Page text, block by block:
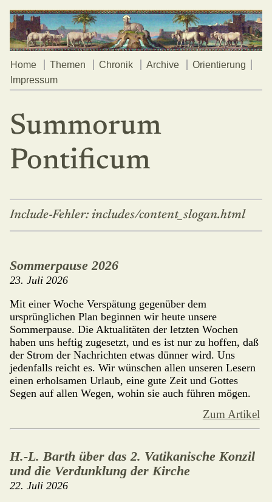
Home Themen Chronik Archive
Orientierung
Impressum
Summorum
Pontificum
Include-Fehler: includes/content_slogan.html
Sommerpause 2026
23. Juli 2026
Mit einer Woche Verspätung gegenüber dem
ursprünglichen Plan begin­nen wir heute unsere
Sommerpause. Die Aktualitäten der letzten Wo­chen
haben uns heftig zugesetzt, und es ist nur zu hoffen, daß
der Strom der Nachrichten etwas dünner wird. Uns
jedenfalls reicht es. Wir wün­schen allen unseren Lesern
einen erhol­samen Urlaub, eine gute Zeit und Gottes
Segen auf allen Wegen, wohin sie auch führen mögen.
Zum Artikel
H.-L. Barth über das 2. Vatikanische Konzil
und die Verdunklung der Kirche
22. Juli 2026